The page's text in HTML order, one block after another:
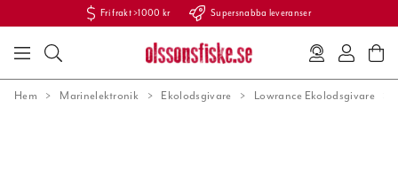
Fri frakt >1000 kr Supersnabba leveranser
Hem Marinelektronik Ekolodsgivare Lowrance Ekolodsgivare